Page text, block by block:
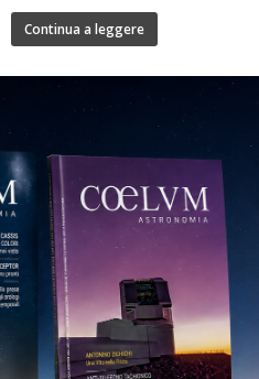
Continua a leggere